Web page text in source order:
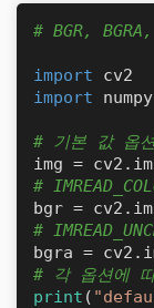
# BGR,
import
import numpy
# 기본 값 옵
img =
#
bgr =
#
bgra =
# 각 옵션에
print (